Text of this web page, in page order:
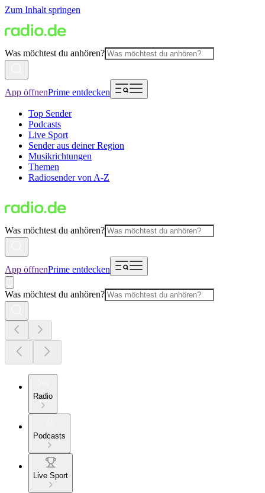
Zum Inhalt springen
Was möchtest du anhören?
App öffnenPrime entdecken
Top Sender
Podcasts
Live Sport
Sender aus deiner Region
Musikrichtungen
Themen
Radiosender von A-Z
Was möchtest du anhören?
App öffnenPrime entdecken
Was möchtest du anhören?
Radio
Podcasts
Live Sport